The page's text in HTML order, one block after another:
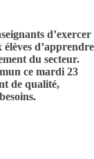
d’exercer
d’apprendre
du secteur.
ce mardi 23
de qualité,